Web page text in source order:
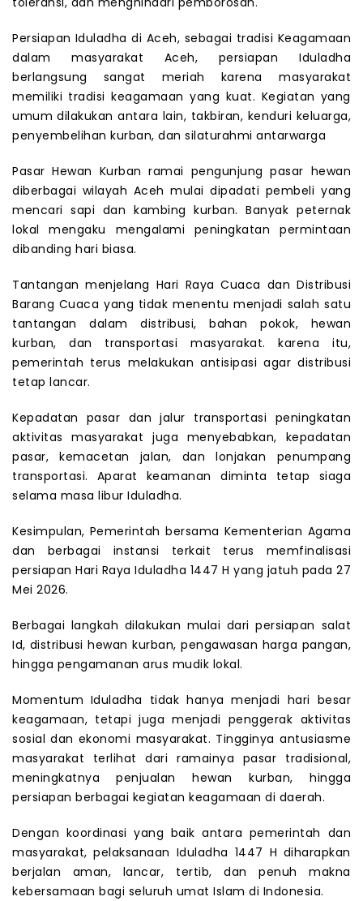
Persiapan Iduladha di Aceh, sebagai tradisi Keagamaan
dalam masyarakat Aceh, persiapan Iduladha
berlangsung sangat meriah karena masyarakat
memiliki tradisi keagamaan yang kuat. Kegiatan yang
umum dilakukan antara lain, takbiran, kenduri keluarga,
penyembelihan kurban, dan silaturahmi antarwarga
Pasar Hewan Kurban ramai pengunjung pasar hewan
diberbagai wilayah Aceh mulai dipadati pembeli yang
mencari sapi dan kambing kurban. Banyak peternak
lokal mengaku mengalami peningkatan permintaan
dibanding hari biasa.
Tantangan menjelang Hari Raya Cuaca dan Distribusi
Barang Cuaca yang tidak menentu menjadi salah satu
tantangan dalam distribusi, bahan pokok, hewan
kurban, dan transportasi masyarakat. karena itu,
pemerintah terus melakukan antisipasi agar distribusi
tetap lancar.
Kepadatan pasar dan jalur transportasi peningkatan
aktivitas masyarakat juga menyebabkan, kepadatan
pasar, kemacetan jalan, dan lonjakan penumpang
transportasi. Aparat keamanan diminta tetap siaga
selama masa libur Iduladha.
Kesimpulan, Pemerintah bersama Kementerian Agama
dan berbagai instansi terkait terus memfinalisasi
persiapan Hari Raya Iduladha 1447 H yang jatuh pada 27
Mei 2026.
Berbagai langkah dilakukan mulai dari persiapan salat
Id, distribusi hewan kurban, pengawasan harga pangan,
hingga pengamanan arus mudik lokal.
Momentum Iduladha tidak hanya menjadi hari besar
keagamaan, tetapi juga menjadi penggerak aktivitas
sosial dan ekonomi masyarakat. Tingginya antusiasme
masyarakat terlihat dari ramainya pasar tradisional,
meningkatnya penjualan hewan kurban, hingga
persiapan berbagai kegiatan keagamaan di daerah.
Dengan koordinasi yang baik antara pemerintah dan
masyarakat, pelaksanaan Iduladha 1447 H diharapkan
berjalan aman, lancar, tertib, dan penuh makna
kebersamaan bagi seluruh umat Islam di Indonesia.